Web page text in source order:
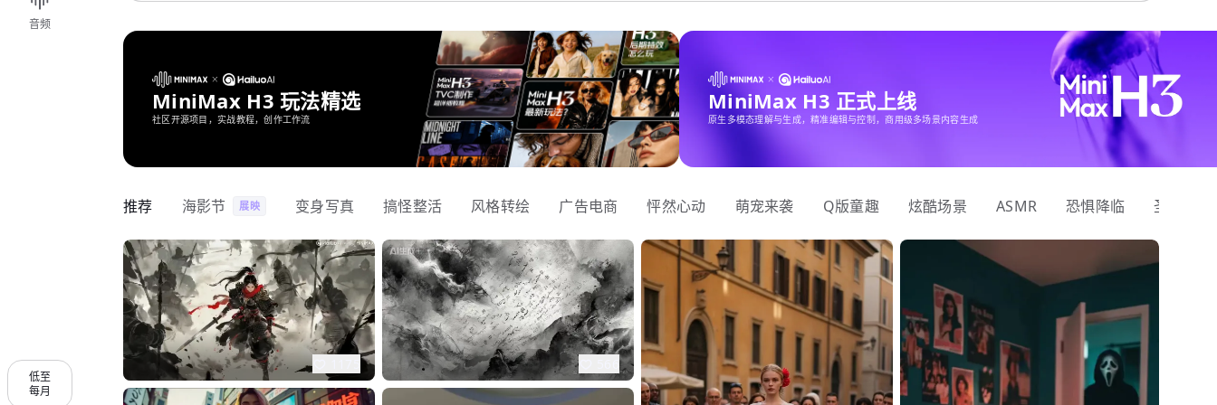
音频
低至
每月
MiniMax H3 玩法精选
社区开源项目，实战教程，创作工作流
MiniMax H3 正式上线
原生多模态理解与生成，精准编辑与控制，商用级多场景内容生成
推荐 海影节 展映 变身写真 搞怪整活 风格转绘 广告电商 怦然心动 萌宠来袭 Q版童趣 炫酷场景 ASMR 恐惧降临 圣诞狂欢